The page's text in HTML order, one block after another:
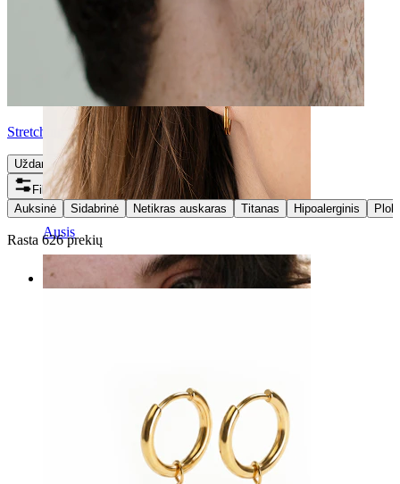
Ausis
Stretching
Uždaryti
Filtrai
Auksinė
Sidabrinė Netikras auskaras Titanas Hipoalerginis
Rasta 626 prekių